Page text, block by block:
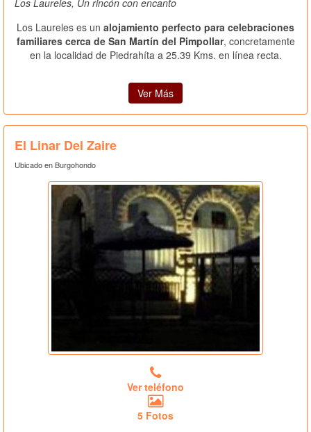
Los Laureles es un alojamiento perfecto para celebraciones
familiares cerca de San Martín del Pimpollar, concretamente
en la localidad de Piedrahíta a 25.39 Kms. en línea recta.
Ver Más
El Linar Del Zaire
Ubicado en Burgohondo
Ver teléfono
5 Fotos